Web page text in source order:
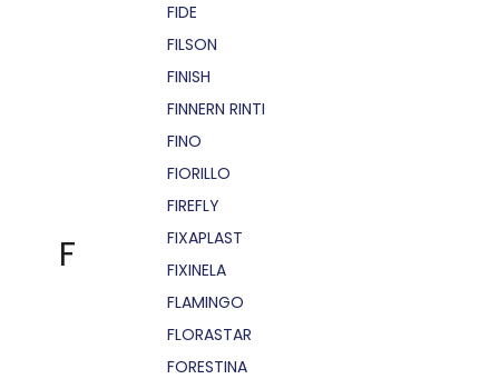
F
FIDE
FILSON
FINISH
FINNERN RINTI
FINO
FIORILLO
FIREFLY
FIXAPLAST
FIXINELA
FLAMINGO
FLORASTAR
FORESTINA